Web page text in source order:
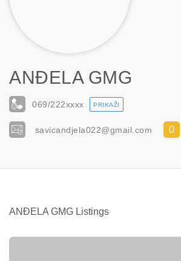
ANĐELA GMG
069/222xxxx PRIKAŽI
savicandjela022@gmail.com 0
ANĐELA GMG Listings